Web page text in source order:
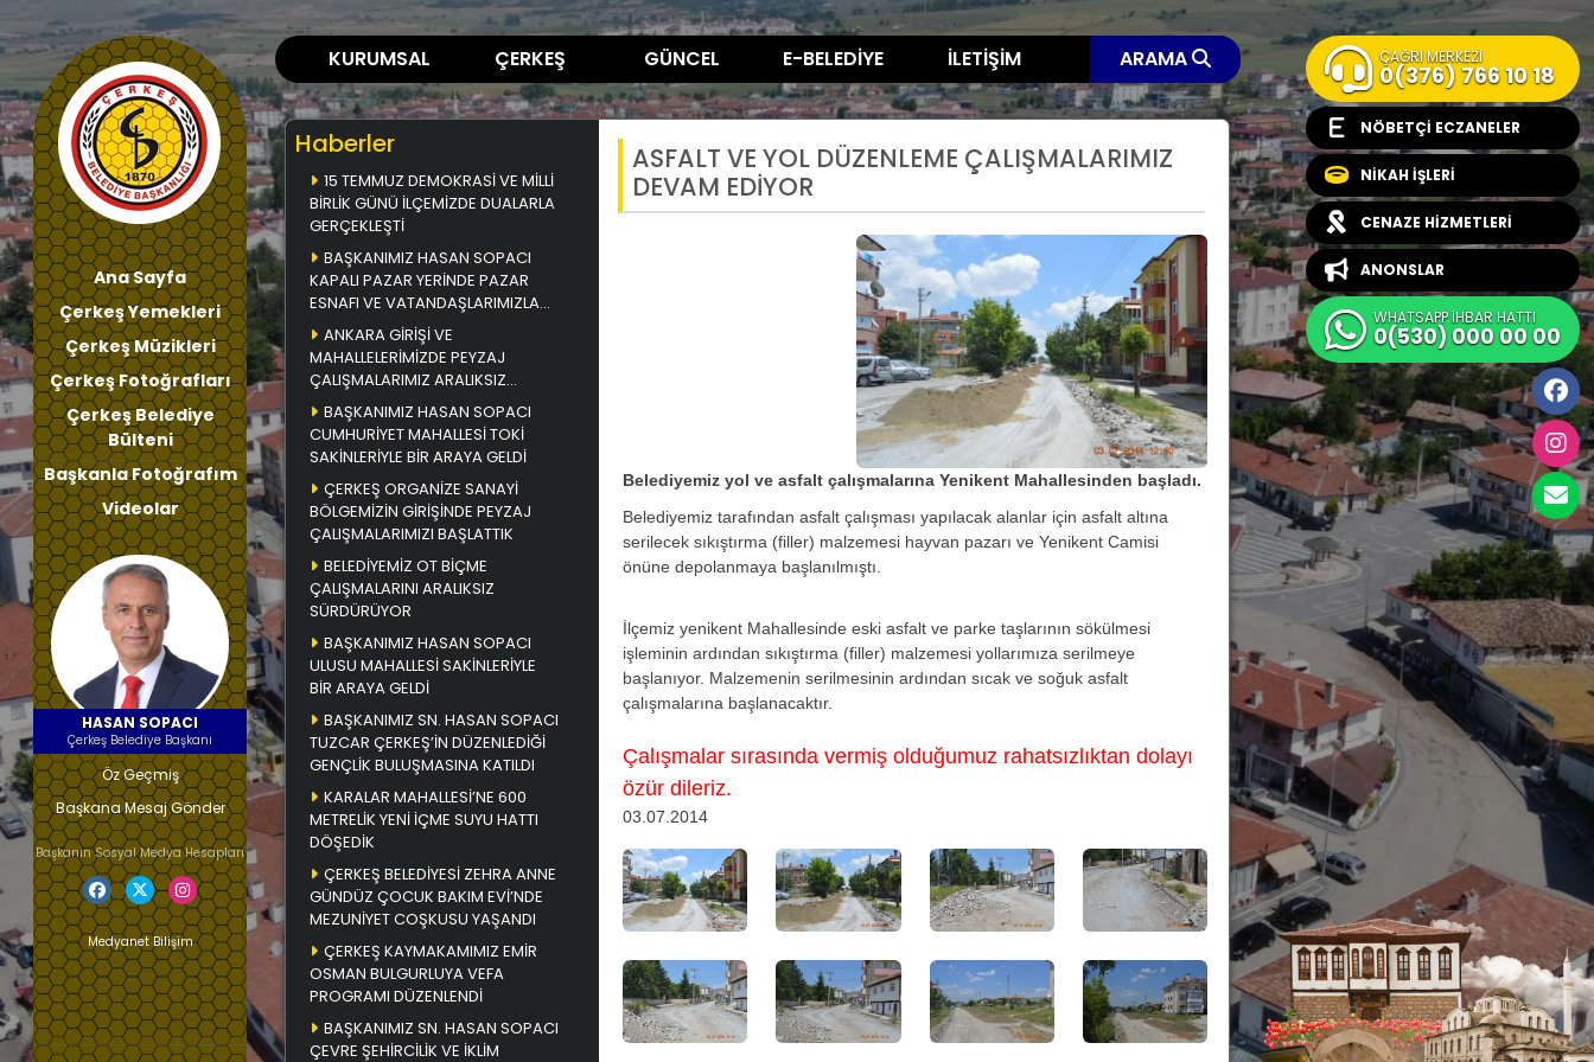
Ana Sayfa
Çerkeş Yemekleri
Çerkeş Müzikleri
Çerkeş Fotoğrafları
Çerkeş Belediye
Bülteni
Başkanla Fotoğrafım
Videolar
HASAN SOPACI
Çerkeş Belediye Başkanı
Öz Geçmiş
Başkana Mesaj Gönder
Başkanın Sosyal Medya Hesapları
Medyanet Bilişim
KURUMSAL ÇERKEŞ GÜNCEL E-BELEDİYE İLETİŞİM ARAMA
Haberler
15 TEMMUZ DEMOKRASİ VE MİLLİ
BİRLİK GÜNÜ İLÇEMİZDE DUALARLA
GERÇEKLEŞTİ
BAŞKANIMIZ HASAN SOPACI
KAPALI PAZAR YERİNDE PAZAR
ESNAFI VE VATANDAŞLARIMIZLA
BİR ARAYA GELDİ
ANKARA GİRİŞİ VE
MAHALLELERİMİZDE PEYZAJ
ÇALIŞMALARIMIZ ARALIKSIZ
DEVAM EDİYOR
BAŞKANIMIZ HASAN SOPACI
CUMHURİYET MAHALLESİ TOKİ
SAKİNLERİYLE BİR ARAYA GELDİ
ÇERKEŞ ORGANİZE SANAYİ
BÖLGEMİZİN GİRİŞİNDE PEYZAJ
ÇALIŞMALARIMIZI BAŞLATTIK
BELEDİYEMİZ OT BİÇME
ÇALIŞMALARINI ARALIKSIZ
SÜRDÜRÜYOR
BAŞKANIMIZ HASAN SOPACI
ULUSU MAHALLESİ SAKİNLERİYLE
BİR ARAYA GELDİ
BAŞKANIMIZ SN. HASAN SOPACI
TUZCAR ÇERKEŞ’İN DÜZENLEDİĞİ
GENÇLİK BULUŞMASINA KATILDI
KARALAR MAHALLESİ’NE 600
METRELİK YENİ İÇME SUYU HATTI
DÖŞEDİK
ÇERKEŞ BELEDİYESİ ZEHRA ANNE
GÜNDÜZ ÇOCUK BAKIM EVİ’NDE
MEZUNİYET COŞKUSU YAŞANDI
ÇERKEŞ KAYMAKAMIMIZ EMİR
OSMAN BULGURLUYA VEFA
PROGRAMI DÜZENLENDİ
BAŞKANIMIZ SN. HASAN SOPACI
ÇEVRE ŞEHİRCİLİK VE İKLİM
ASFALT VE YOL DÜZENLEME ÇALIŞMALARIMIZ
DEVAM EDİYOR
Belediyemiz yol ve asfalt çalışmalarına Yenikent Mahallesinden başladı.
Belediyemiz tarafından asfalt çalışması yapılacak alanlar için asfalt altına
serilecek sıkıştırma (filler) malzemesi hayvan pazarı ve Yenikent Camisi
önüne depolanmaya başlanılmıştı.
İlçemiz yenikent Mahallesinde eski asfalt ve parke taşlarının sökülmesi
işleminin ardından sıkıştırma (filler) malzemesi yollarımıza serilmeye
başlanıyor. Malzemenin serilmesinin ardından sıcak ve soğuk asfalt
çalışmalarına başlanacaktır.
Çalışmalar sırasında vermiş olduğumuz rahatsızlıktan dolayı
özür dileriz.
03.07.2014
ÇAĞRI MERKEZİ
0(376) 766 10 18
NÖBETÇİ ECZANELER
NİKAH İŞLERİ
CENAZE HİZMETLERİ
ANONSLAR
WHATSAPP İHBAR HATTI
0(530) 000 00 00